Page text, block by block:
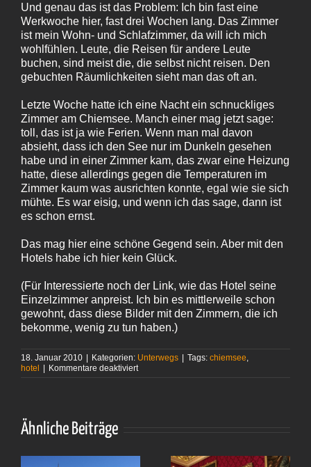
Und genau das ist das Problem: Ich bin fast eine
Werkwoche hier, fast drei Wochen lang. Das Zimmer
ist mein Wohn- und Schlafzimmer, da will ich mich
wohlfühlen. Leute, die Reisen für andere Leute
buchen, sind meist die, die selbst nicht reisen. Den
gebuchten Räumlichkeiten sieht man das oft an.
Letzte Woche hatte ich eine Nacht ein schnuckliges
Zimmer am Chiemsee. Manch einer mag jetzt sage:
toll, das ist ja wie Ferien. Wenn man mal davon
absieht, dass ich den See nur im Dunkeln gesehen
habe und in einer Zimmer kam, das zwar eine Heizung
hatte, diese allerdings gegen die Temperaturen im
Zimmer kaum was ausrichten konnte, egal wie sie sich
mühte. Es war eisig, und wenn ich das sage, dann ist
es schon ernst.
Das mag hier eine schöne Gegend sein. Aber mit den
Hotels habe ich hier kein Glück.
(Für Interessierte noch der Link, wie das Hotel seine
Einzelzimmer anpreist. Ich bin es mittlerweile schon
gewohnt, dass diese Bilder mit den Zimmern, die ich
bekomme, wenig zu tun haben.)
18. Januar 2010 | Kategorien: Unterwegs | Tags: chiemsee
hotel | Kommentare deaktiviertfür
Ähnliche Beiträge